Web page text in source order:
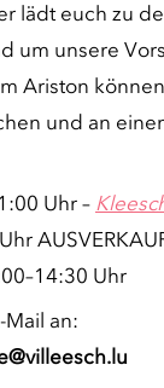
lädt euch zu
um unsere
Ariston
und an
Uhr –
Uhr
an: